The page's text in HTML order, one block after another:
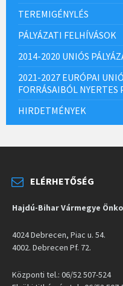
TEREMIGÉNYLÉS
PÁLYÁZATI FELHÍVÁSOK
2014-2020 UNIÓS
2021-2027 EURÓPAI
FORRÁSAIBÓL NYERTES
HIRDETMÉNYEK
ELÉRHETŐSÉG
Hajdú-Bihar Vármegye
4024 Debrecen, Piac u. 54.
4002. Debrecen Pf. 72.
Központi tel.: 06/52 507-524